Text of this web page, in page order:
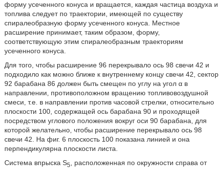
форму усеченного конуса и вращается, каждая частица воздуха и
топлива следует по траектории, имеющей по существу
спиралеобразную форму усеченного конуса. Местное
расширение принимает, таким образом, форму,
соответствующую этим спиралеобразным траекториям
усеченного конуса.
Для того, чтобы расширение 96 перекрывало ось 98 свечи 42 и
подходило как можно ближе к внутреннему концу свечи 42, сектор
92 барабана 86 должен быть смещен по углу на угол α в
направлении, противоположном вращению топливовоздушной
смеси, т.е. в направлении против часовой стрелки, относительно
плоскости 100, содержащей ось барабана 90 и проходящей
посредством углового положения вокруг оси 90 барабана, для
которой желательно, чтобы расширение перекрывало ось 98
свечи 42. На фиг. 6 плоскость 100 показана линией и она
перпендикулярна плоскости листа.
Система впрыска S5, расположенная по окружности справа от